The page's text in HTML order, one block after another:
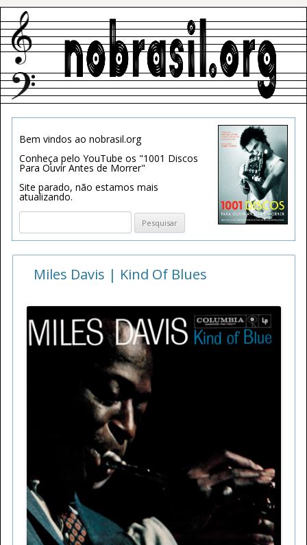
Bem vindos ao nobrasil.org
Conheça pelo YouTube os "1001 Discos
Para Ouvir Antes de Morrer"
Site parado, não estamos mais
atualizando.
Pesquisar
Miles Davis | Kind Of Blues